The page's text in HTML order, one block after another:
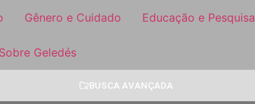
Gênero e Cuidado Educação e Pesquisa
Sobre Geledés
BUSCA AVANÇADA